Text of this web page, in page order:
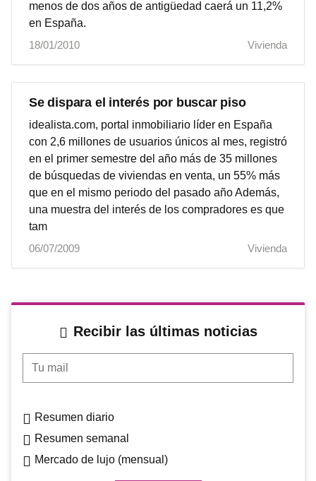
menos de dos años de antigüedad caerá un 11,2%
en España.
18/01/2010
Vivienda
Se dispara el interés por buscar piso
idealista.com, portal inmobiliario líder en España
con 2,6 millones de usuarios únicos al mes, registró
en el primer semestre del año más de 35 millones
de búsquedas de viviendas en venta, un 55% más
que en el mismo periodo del pasado año Además,
una muestra del interés de los compradores es que
tam
06/07/2009
Vivienda
Recibir las últimas noticias
Tu mail
Resumen diario
Resumen semanal
Mercado de lujo (mensual)